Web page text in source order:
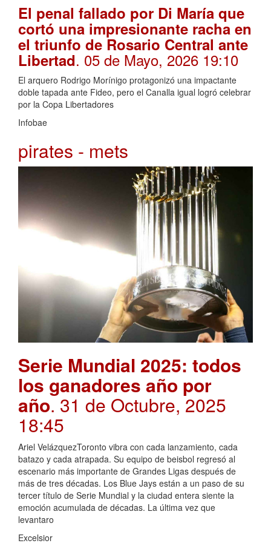
El penal fallado por Di María que
cortó una impresionante racha en
el triunfo de Rosario Central ante
Libertad. 05 de Mayo, 2026 19:10
El arquero Rodrigo Morínigo protagonizó una impactante
doble tapada ante Fideo, pero el Canalla igual logró celebrar
por la Copa Libertadores
Infobae
pirates - mets
Serie Mundial 2025: todos
los ganadores año por
año. 31 de Octubre, 2025
18:45
Ariel VelázquezToronto vibra con cada lanzamiento, cada
batazo y cada atrapada. Su equipo de beisbol regresó al
escenario más importante de Grandes Ligas después de
más de tres décadas. Los Blue Jays están a un paso de su
tercer título de Serie Mundial y la ciudad entera siente la
emoción acumulada de décadas. La última vez que
levantaro
Excelsior